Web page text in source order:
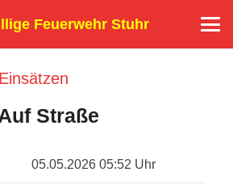
Feuerwehr Stuhr
Straße
05.05.2026 05:52 Uhr